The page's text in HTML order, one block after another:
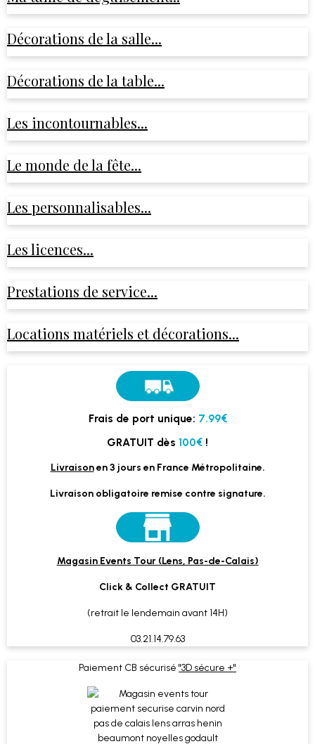
Décorations de la salle...
Décorations de la table...
Les incontournables...
Le monde de la fête...
Les personnalisables...
Les licences...
Prestations de service...
Locations matériels et décorations...
Frais de port unique: 7.99€
GRATUIT dès 100€ !
Livraisonen 3 jours en France Métropolitaine.
Livraison obligatoire remise contre signature.
Magasin Events Tour (Lens, Pas-de-Calais)
Click & Collect GRATUIT
(retrait le lendemain avant 14H)
03.21.14.79.63
Paiement CB sécurisé "3D sécure +"